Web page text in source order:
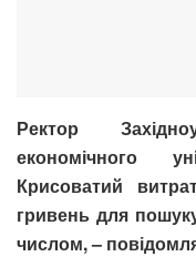
Ректор
економічного
Крисоватий
гривень для
числом, –